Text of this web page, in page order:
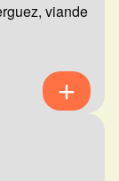
viande